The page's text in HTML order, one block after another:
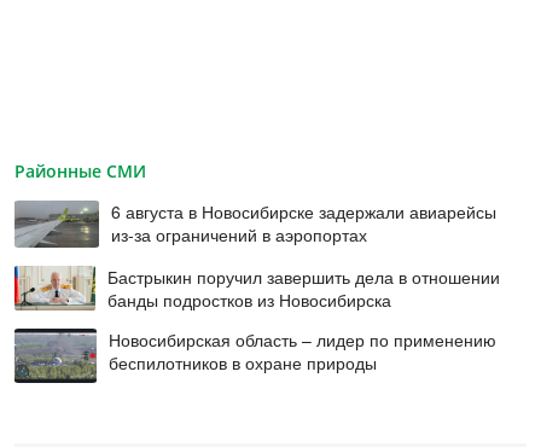
Районные СМИ
6 августа в Новосибирске задержали авиарейсы
из-за ограничений в аэропортах
Бастрыкин поручил завершить дела в отношении
банды подростков из Новосибирска
Новосибирская область – лидер по применению
беспилотников в охране природы